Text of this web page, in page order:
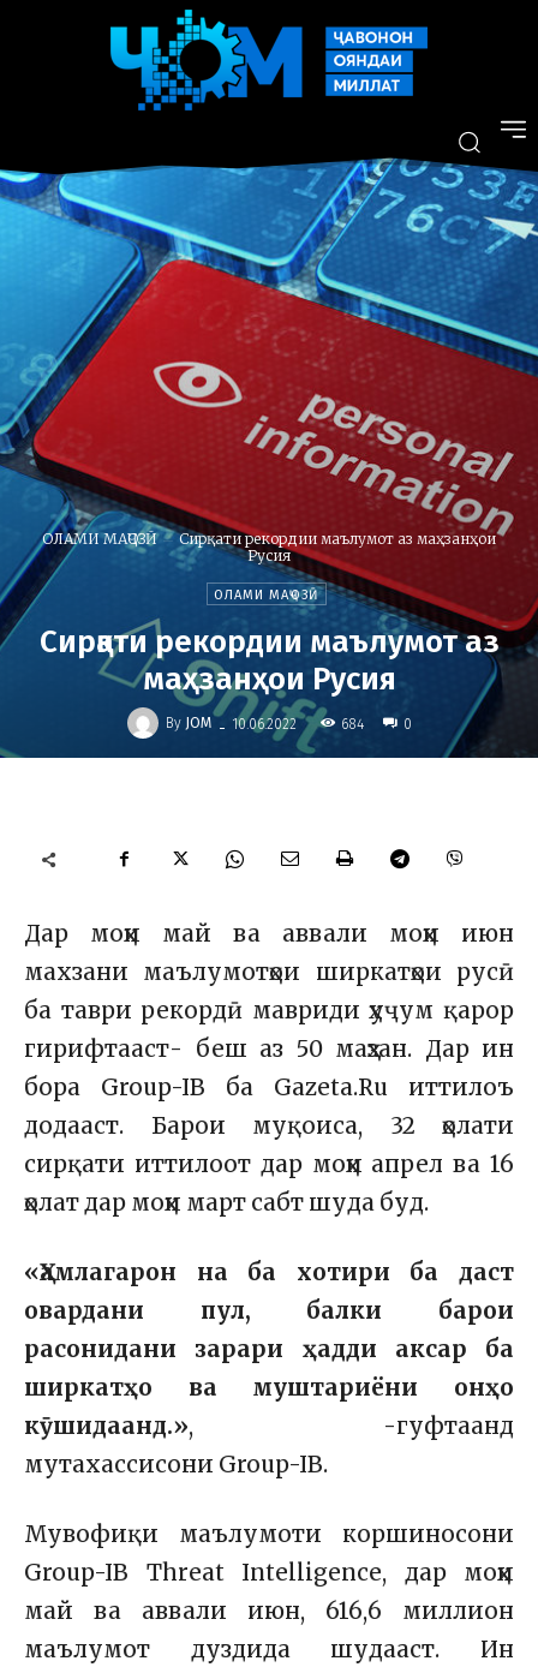
ОЛАМИ МАҶОЗӢ
Сирқати рекордии маълумот аз маҳзанҳои
Русия
ОЛАМИ МАҶОЗӢ
Сирқати рекордии маълумот аз
маҳзанҳои Русия
By JOM - 10.06.2022 684 0
Дар моҳи май ва аввали моҳи июн
махзани маълумотҳои ширкатҳои русӣ
ба таври рекордӣ мавриди ҳуҷум қарор
гирифтааст- беш аз 50 маҳзан. Дар ин
бора Group-IB ба Gazeta.Ru иттилоъ
додааст. Барои муқоиса, 32 ҳолати
сирқати иттилоот дар моҳи апрел ва 16
ҳолат дар моҳи март сабт шуда буд.
«Ҳамлагарон на ба хотири ба даст
овардани пул, балки барои
расонидани зарари ҳадди аксар ба
ширкатҳо ва муштариёни онҳо
кӯшидаанд.», -гуфтаанд
мутахассисони Group-IB.
Мувофиқи маълумоти коршиносони
Group-IB Threat Intelligence, дар моҳи
май ва аввали июн, 616,6 миллион
маълумот дуздида шудааст. Ин